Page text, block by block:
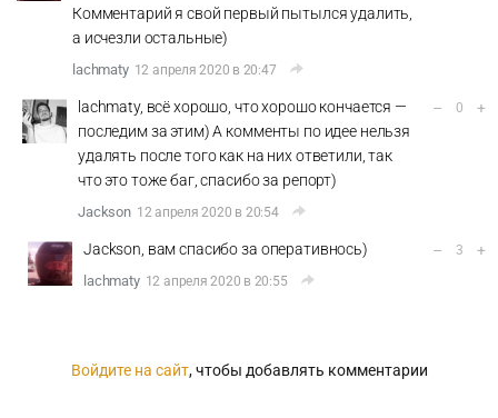
Комментарий я свой первый пытылся удалить,
а исчезли остальные)
lachmaty 12 апреля 2020 в 20:47
lachmaty, всё хорошо, что хорошо кончается —
последим за этим) А комменты по идее нельзя
удалять после того как на них ответили, так
что это тоже баг, спасибо за репорт)
Jackson 12 апреля 2020 в 20:54
– 0 +
Jackson, вам спасибо за оперативнось)
lachmaty 12 апреля 2020 в 20:55
– 3 +
Войдите на сайт, чтобы добавлять комментарии